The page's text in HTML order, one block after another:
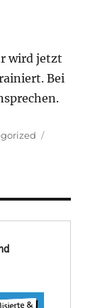
wird jetzt
Bei